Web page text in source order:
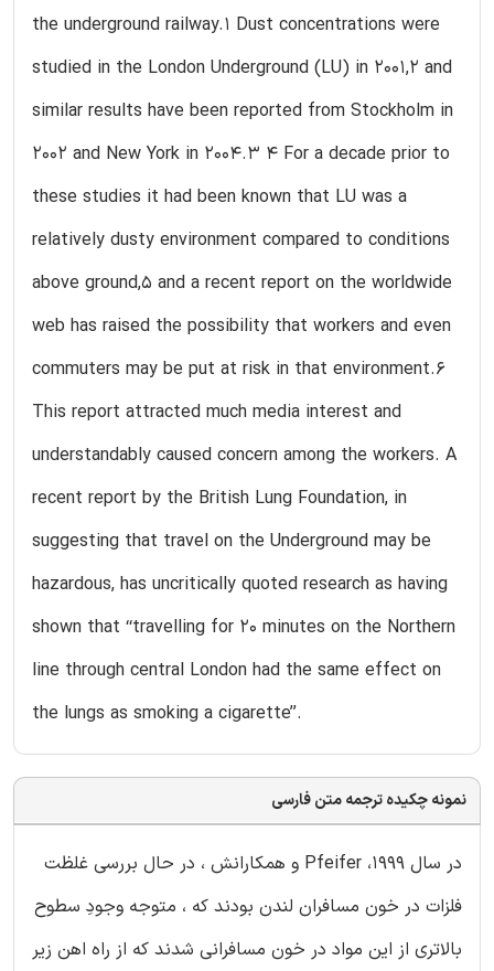
the underground railway.1 Dust concentrations were
studied in the London Underground (LU) in 2001,2 and
similar results have been reported from Stockholm in
2002 and New York in 2004.3 4 For a decade prior to
these studies it had been known that LU was a
relatively dusty environment compared to conditions
above ground,5 and a recent report on the worldwide
web has raised the possibility that workers and even
commuters may be put at risk in that environment.6
This report attracted much media interest and
understandably caused concern among the workers. A
recent report by the British Lung Foundation, in
suggesting that travel on the Underground may be
hazardous, has uncritically quoted research as having
shown that ‘‘travelling for 20 minutes on the Northern
line through central London had the same effect on
the lungs as smoking a cigarette’’.
نمونه چکیده ترجمه متن فارسی
در سال 1999، Pfeifer و همکارانش ، در حال بررسی غلظت
فلزات در خون مسافران لندن بودند که ، متوجه وجودِ سطوح
بالاتری از این مواد در خون مسافرانی شدند که از راه اهن زیر